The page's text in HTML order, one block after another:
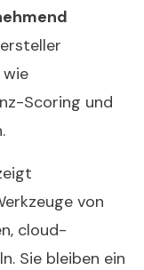
Scoring und
von
cloud-
Sie bleiben ein